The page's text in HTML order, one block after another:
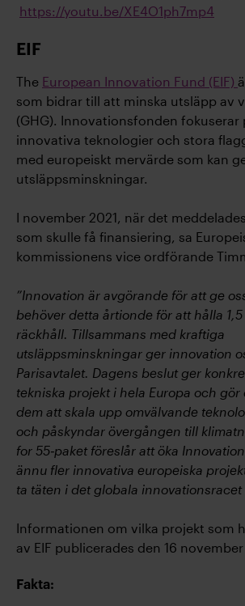
https://youtu.be/XE4O1ph7mp4
EIF
The European Innovation Fund (EIF)
som bidrar till att minska utsläpp av
(GHG). Innovationsfonden fokuserar
innovativa teknologier och stora
med europeiskt mervärde som kan
utsläppsminskningar.
I november 2021, när det
som skulle få finansiering, sa
kommissionens vice ordförande
”Innovation är avgörande för att ge
behöver detta årtionde för att hålla
räckhåll. Tillsammans med kraftiga
utsläppsminskningar ger innovation
Parisavtalet. Dagens beslut ger
tekniska projekt i hela Europa och
dem att skala upp omvälvande
och påskyndar övergången till
for 55‑paket föreslår att öka
ännu fler innovativa europeiska
ta täten i det globala innovationsracet
Informationen om vilka projekt som
av EIF publicerades den 16 november
Fakta: